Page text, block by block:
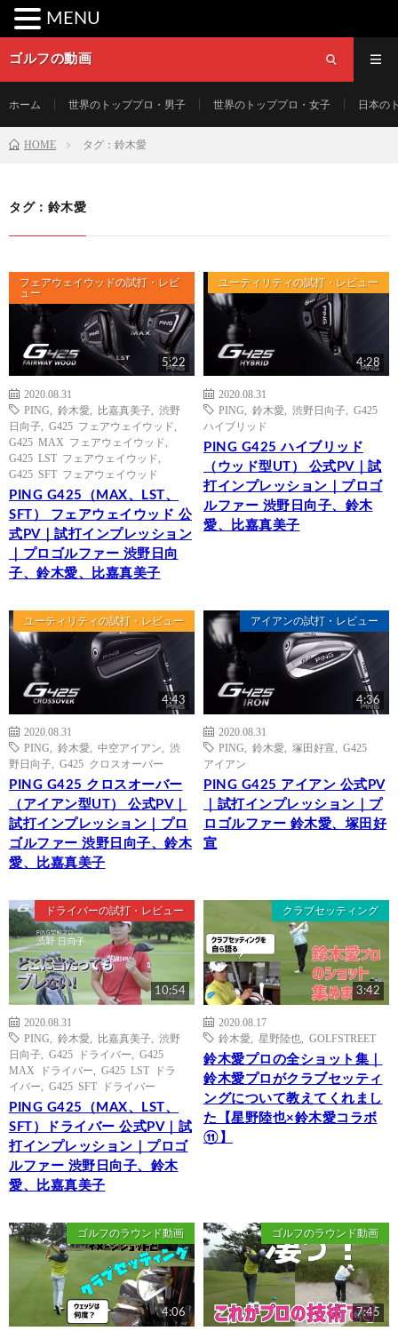
ゴルフの動画
ホーム 世界のトッププロ・男子 世界のトッププロ・女子 日本の
HOME タグ：鈴木愛
タグ：鈴木愛
フェアウェイウッドの試打・レビ
ュー
5:22
2020.08.31
PING
鈴木愛 比嘉真美子
渋野
日向子
G425 フェアウェイウッド
G425 MAX フェアウェイウッド
G425 LST フェアウェイウッド
G425 SFT フェアウェイウッド
PING G425（MAX、LST、
SFT） フェアウェイウッド 公
式PV｜試打インプレッション
｜プロゴルファー 渋野日向
子、鈴木愛、比嘉真美子
ユーティリティの試打・レビュー
4:28
2020.08.31
PING
鈴木愛 渋野日向子
G425
ハイブリッド
PING G425 ハイブリッド
（ウッド型UT） 公式PV｜試
打インプレッション｜プロゴ
ルファー 渋野日向子、鈴木
愛、比嘉真美子
ユーティリティの試打・レビュー
4:43
2020.08.31
PING
鈴木愛 中空アイアン
渋
野日向子
G425 クロスオーバー
PING G425 クロスオーバー
（アイアン型UT） 公式PV｜
試打インプレッション｜プロ
ゴルファー 渋野日向子、鈴木
愛、比嘉真美子
アイアンの試打・レビュー
4:36
2020.08.31
PING
鈴木愛 塚田好宣
G425
アイアン
PING G425 アイアン 公式PV
｜試打インプレッション｜プ
ロゴルファー 鈴木愛、塚田好
宣
ドライバーの試打・レビュー
10:54
2020.08.31
PING
鈴木愛 比嘉真美子
渋野
日向子
G425 ドライバー
G425
MAX ドライバー
G425 LST ドラ
イバー
G425 SFT ドライバー
PING G425（MAX、LST、
SFT）ドライバー 公式PV｜試
打インプレッション｜プロゴ
ルファー 渋野日向子、鈴木
愛、比嘉真美子
クラブセッティング
3:42
2020.08.17
鈴木愛
星野陸也 GOLFSTREET
鈴木愛プロの全ショット集｜
鈴木愛プロがクラブセッティ
ングについて教えてくれまし
た【星野陸也×鈴木愛コラボ
⑪】
ゴルフのラウンド動画
4:06
ゴルフのラウンド動画
7:45
MENU